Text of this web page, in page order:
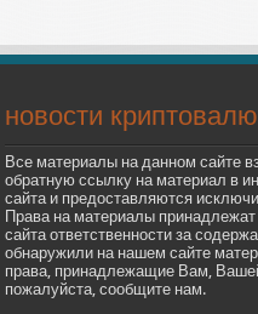
новости
Все материалы на данном сайте
обратную ссылку на материал в
сайта и предоставляются
Права на материалы
сайта ответственности за
обнаружили на нашем сайте
права, принадлежащие Вам,
пожалуйста, сообщите нам.